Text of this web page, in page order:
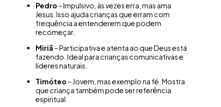
Pedro – Impulsivo, às vezes erra, mas ama
Jesus. Isso ajuda crianças que erram com
frequência a entenderem que podem
recomeçar.
Miriã – Participativa e atenta ao que Deus está
fazendo. Ideal para crianças comunicativas e
líderes naturais.
Timóteo – Jovem, mas exemplo na fé. Mostra
que criança também pode ser referência
espiritual.